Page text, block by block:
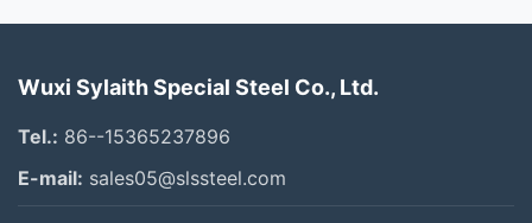
Wuxi Sylaith Special Steel Co., Ltd.
Tel.: 86--15365237896
E-mail: sales05@slssteel.com